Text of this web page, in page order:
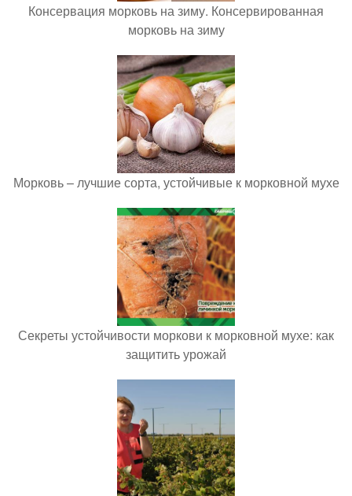
Консервация морковь на зиму. Консервированная
морковь на зиму
Морковь – лучшие сорта, устойчивые к морковной мухе
Секреты устойчивости моркови к морковной мухе: как
защитить урожай